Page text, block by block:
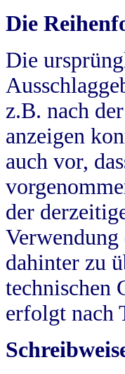
Die
Die
z.B. nach
anzeigen
auch vor,
der
dahinter zu
technischen
erfolgt nach